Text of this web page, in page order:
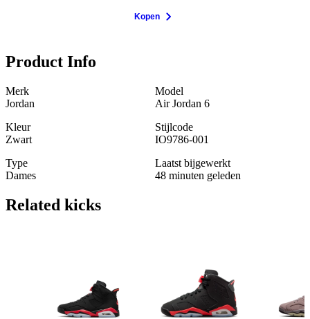
Kopen
Product Info
Merk
Jordan
Model
Air Jordan 6
Kleur
Zwart
Stijlcode
IO9786-001
Type
Dames
Laatst bijgewerkt
48 minuten geleden
Related kicks